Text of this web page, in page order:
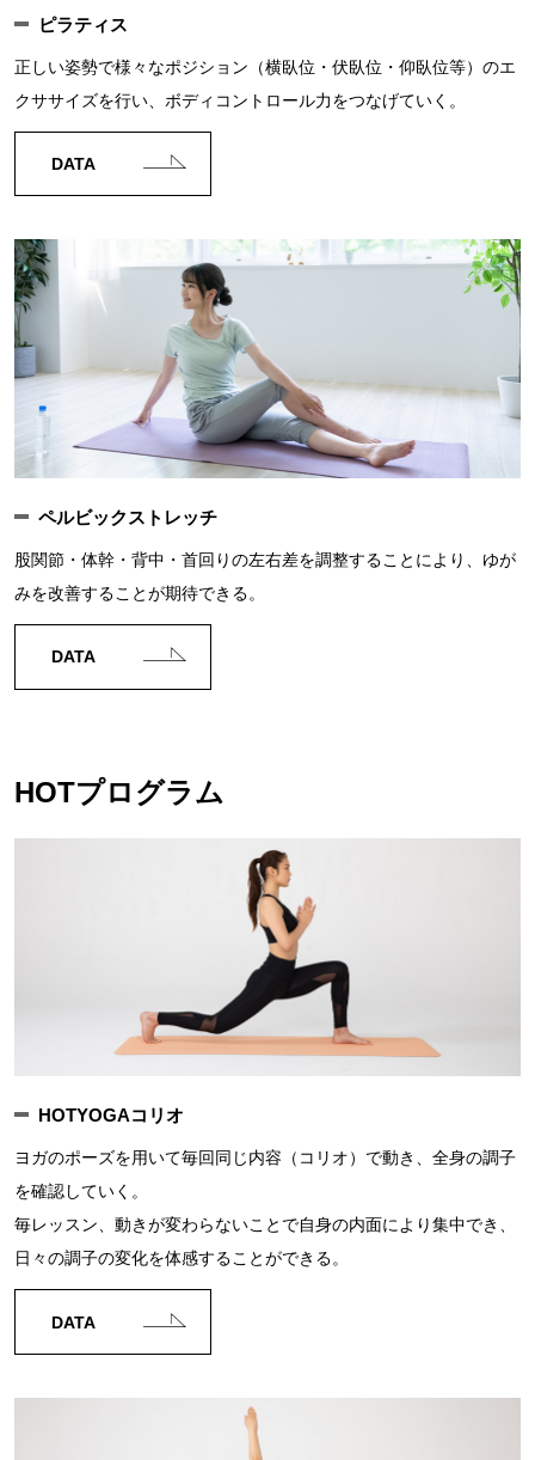
ピラティス
正しい姿勢で様々なポジション（横臥位・伏臥位・仰臥位等）のエ
クササイズを行い、ボディコントロール力をつなげていく。
DATA
ペルビックストレッチ
股関節・体幹・背中・首回りの左右差を調整することにより、ゆが
みを改善することが期待できる。
DATA
HOTプログラム
HOTYOGAコリオ
ヨガのポーズを用いて毎回同じ内容（コリオ）で動き、全身の調子
を確認していく。
毎レッスン、動きが変わらないことで自身の内面により集中でき、
日々の調子の変化を体感することができる。
DATA